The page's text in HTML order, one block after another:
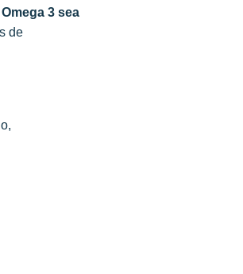
3 sea
de